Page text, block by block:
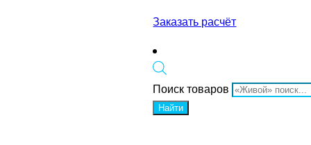
Заказать расчёт
Поиск товаров
Найти